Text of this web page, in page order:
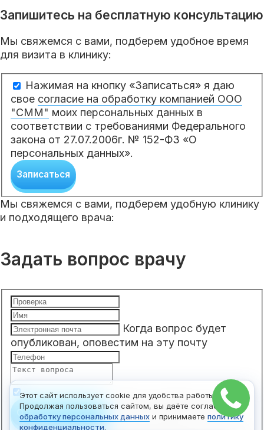
Этот сайт использует cookie для удобства работы.
Продолжая пользоваться сайтом, вы даёте согласие на
обработку персональных данных и принимаете политику
конфиденциальности.
Запишитесь на бесплатную консультацию
Мы свяжемся с вами, подберем удобное время
для визита в клинику:
Нажимая на кнопку «Записаться» я даю
свое согласие на обработку компанией ООО
"СММ" моих персональных данных в
соответствии с требованиями Федерального
закона от 27.07.2006г. № 152-ФЗ «О
персональных данных».
Записаться
Мы свяжемся с вами, подберем удобную клинику
и подходящего врача:
Задать вопрос врачу
Когда вопрос будет
опубликован, оповестим на эту почту
Отправить вопрос
Чтобы отправить вопрос,